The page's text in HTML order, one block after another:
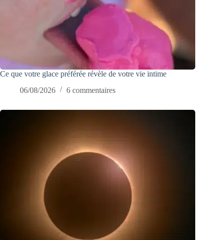
Ce que votre glace préférée révèle de votre vie intime
06/08/2026
6 commentaires